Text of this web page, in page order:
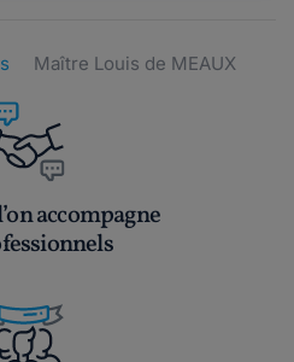
Maître Louis de MEAUX
accompagne